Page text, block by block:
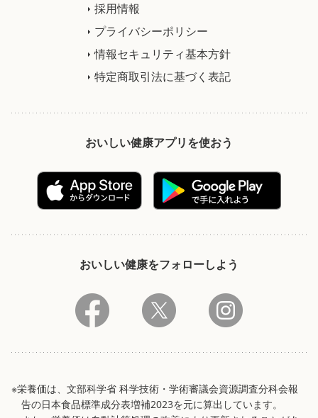
採用情報
プライバシーポリシー
情報セキュリティ基本方針
特定商取引法に基づく表記
おいしい健康アプリを使おう
おいしい健康をフォローしよう
※栄養価は、文部科学省 科学技術・学術審議会資源調査分科会報
告の日本食品標準成分表増補2023を元に算出しています。